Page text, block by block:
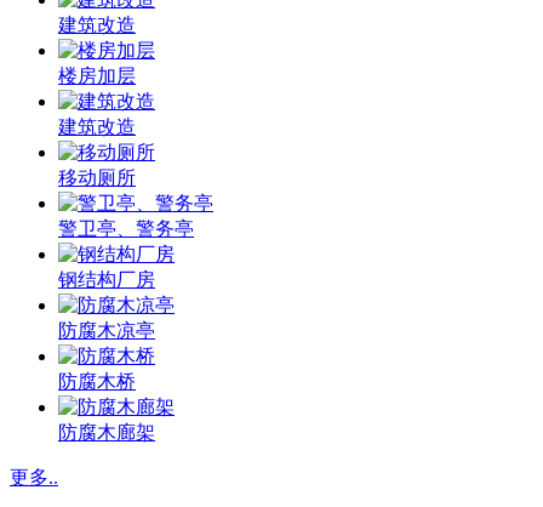
建筑改造
楼房加层
建筑改造
移动厕所
警卫亭、警务亭
钢结构厂房
防腐木凉亭
防腐木桥
防腐木廊架
更多..